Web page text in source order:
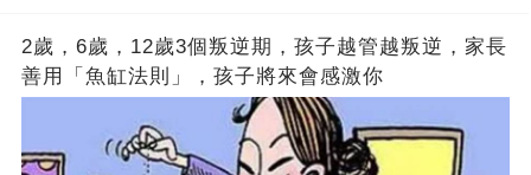
2歲，6歲，12歲3個叛逆期，孩子越管越叛逆，家長
善用「魚缸法則」，孩子將來會感激你